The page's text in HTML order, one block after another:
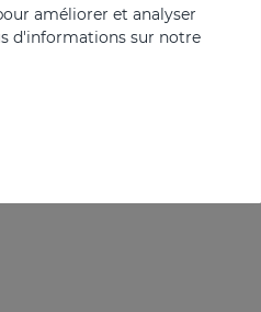
améliorer et analyser
d'informations sur notre